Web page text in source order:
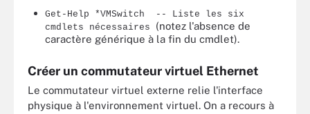
Get-Help *VMSwitch -- Liste les six
cmdlets nécessaires (notez l'absence de
caractère générique à la fin du cmdlet).
Créer un commutateur virtuel Ethernet
Le commutateur virtuel externe relie l'interface
physique à l'environnement virtuel. On a recours à